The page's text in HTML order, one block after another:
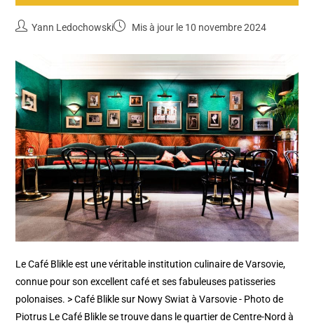
Yann Ledochowski Mis à jour le 10 novembre 2024
Le Café Blikle est une véritable institution culinaire de Varsovie,
connue pour son excellent café et ses fabuleuses patisseries
polonaises. > Café Blikle sur Nowy Swiat à Varsovie - Photo de
Piotrus Le Café Blikle se trouve dans le quartier de Centre-Nord à